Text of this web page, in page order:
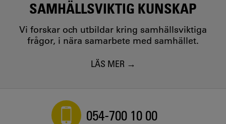
SAMHÄLLSVIKTIG KUNSKAP
Vi forskar och utbildar kring samhällsviktiga
frågor, i nära samarbete med samhället.
LÄS MER
054-700 10 00